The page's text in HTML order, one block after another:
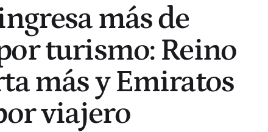
más de
turismo: Reino
más y Emiratos
viajero